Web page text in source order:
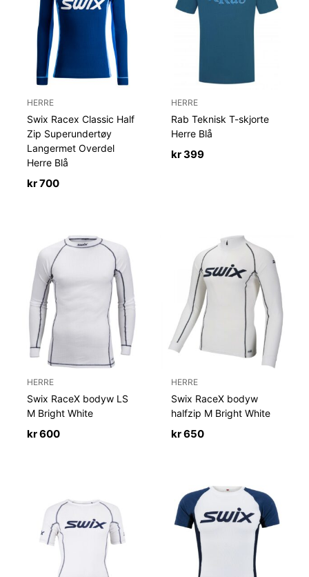
HERRE
Swix Racex Classic Half
Zip Superundertøy
Langermet Overdel
Herre Blå
kr700
HERRE
Rab Teknisk T-skjorte
Herre Blå
kr399
HERRE
Swix RaceX bodyw LS
M Bright White
kr600
HERRE
Swix RaceX bodyw
halfzip M Bright White
kr650